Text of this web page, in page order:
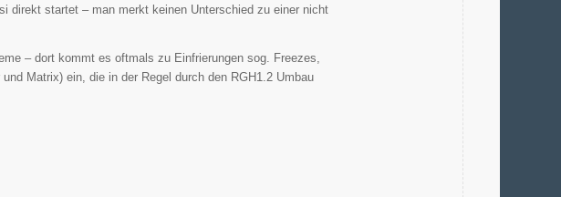
direkt startet – man merkt keinen Unterschied zu einer nicht
– dort kommt es oftmals zu Einfrierungen sog. Freezes,
Matrix) ein, die in der Regel durch den RGH1.2 Umbau